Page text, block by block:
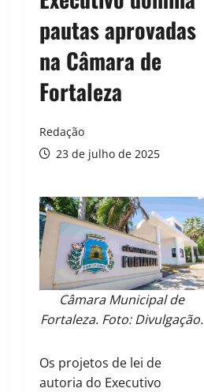
pautas aprovadas
na Câmara de
Fortaleza
Redação
23 de julho de 2025
Câmara Municipal de
Fortaleza. Foto: Divulgação.
Os projetos de lei de
autoria do Executivo